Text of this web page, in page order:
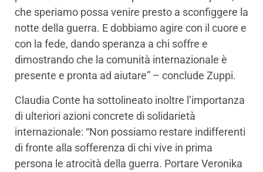
che speriamo possa venire presto a sconfiggere la
notte della guerra. E dobbiamo agire con il cuore e
con la fede, dando speranza a chi soffre e
dimostrando che la comunità internazionale è
presente e pronta ad aiutare” – conclude Zuppi.
Claudia Conte ha sottolineato inoltre l’importanza
di ulteriori azioni concrete di solidarietà
internazionale: “Non possiamo restare indifferenti
di fronte alla sofferenza di chi vive in prima
persona le atrocità della guerra. Portare Veronika